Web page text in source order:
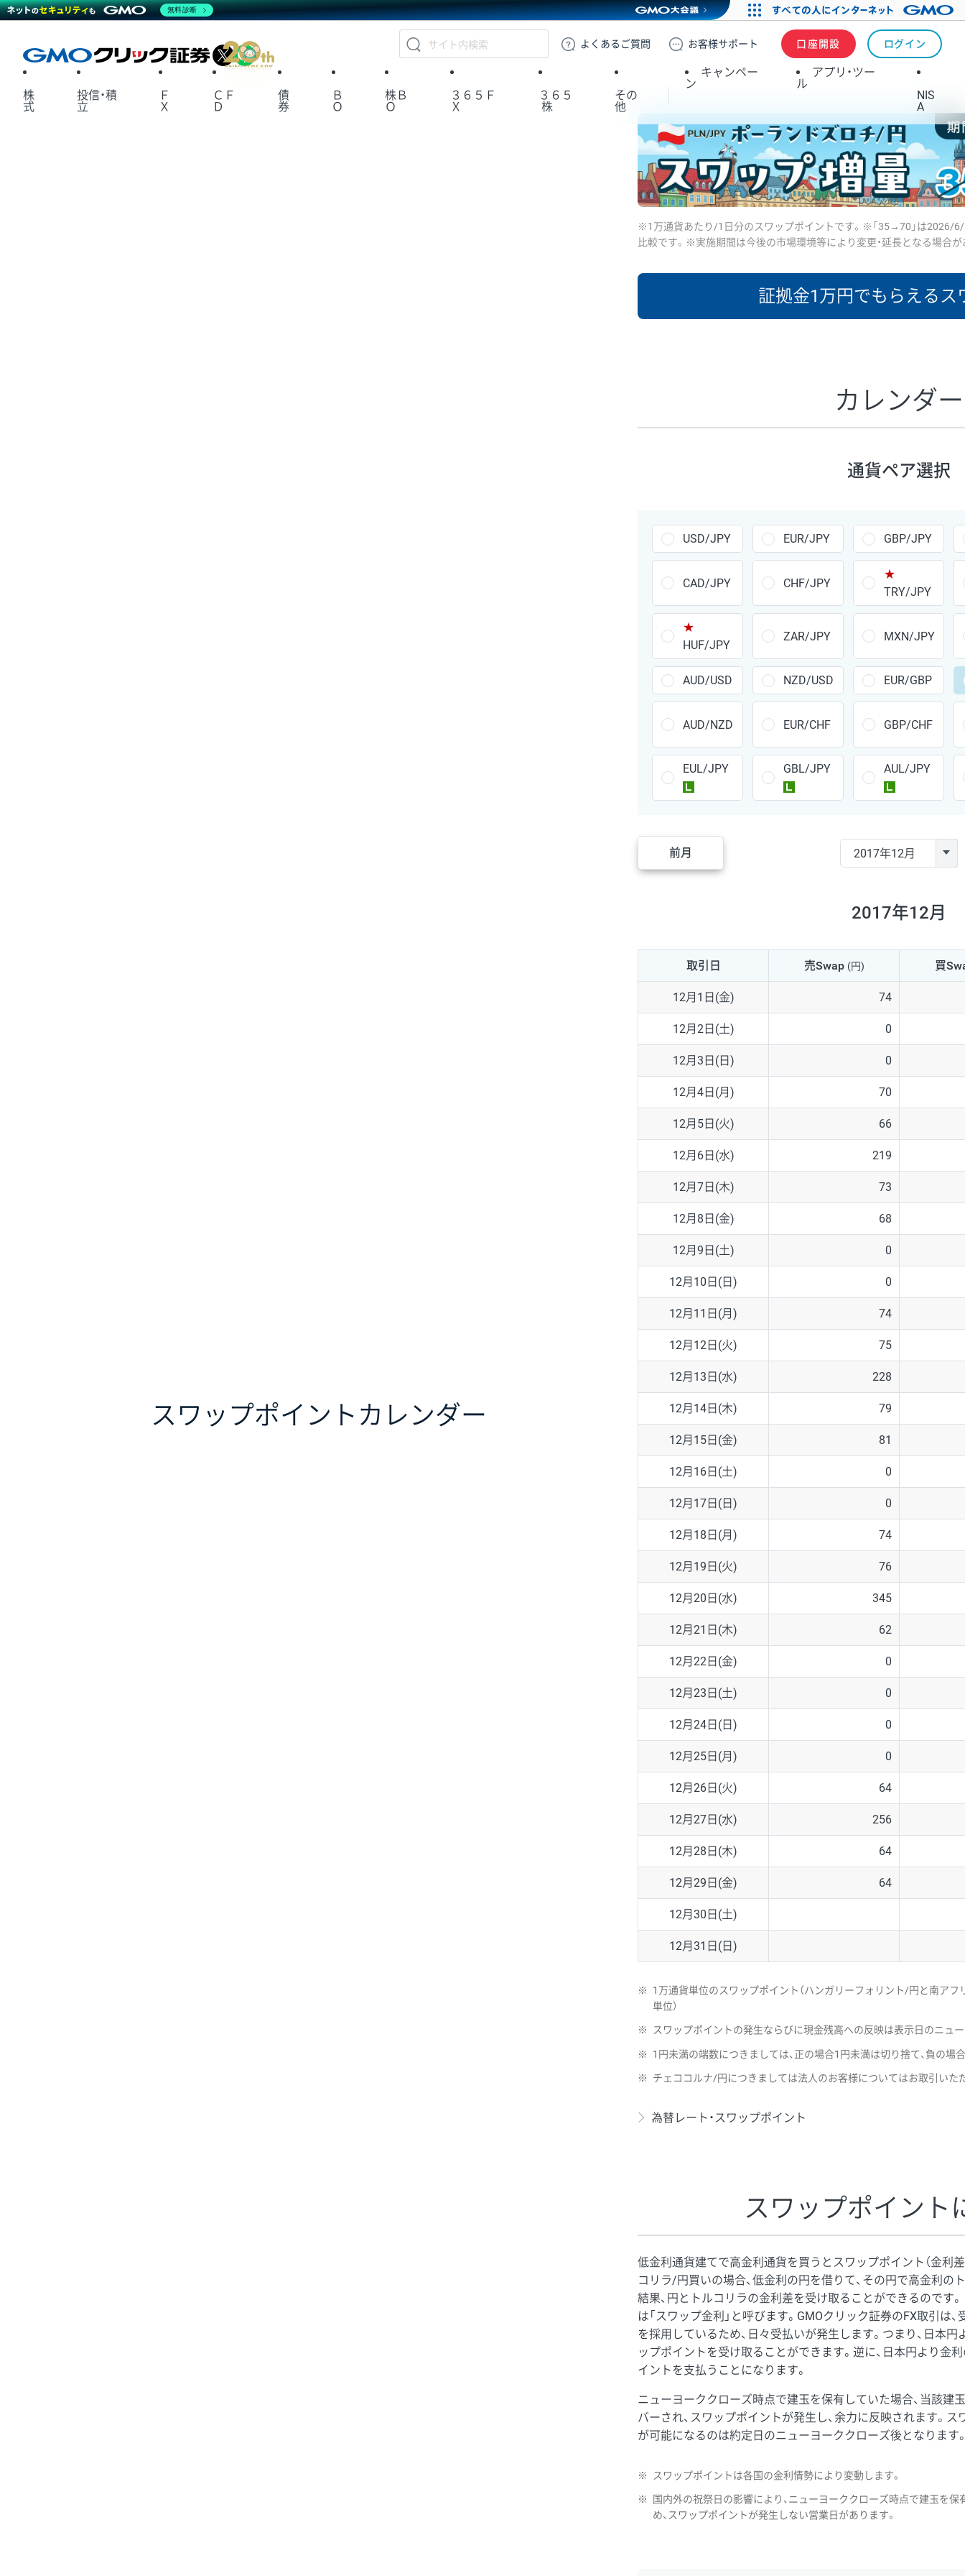
GMOクリック証券
よくある ご質問 お客様サポート 口座開設 ログイン
X
株
式
投信・積
立
Ｆ
Ｘ
ＣＦ
Ｄ
債
券
Ｂ
Ｏ
株Ｂ
Ｏ
３６５Ｆ
Ｘ
３６５
株
その
他
キャンペー
ン
アプリ・ツー
ル
NIS
A
スワップポイント カレンダー
※1万通貨あたり/1日分のスワップポイントです。※「35→70」は2026/6/
比較です。※実施期間は今後の市場環境等により変更・延長となる場合が
証拠金1万円でもらえるス
あたりの
ポイント
GBP/JPY 170円
AUD/JPY 106円
NZD/JPY 28円
CAD/JPY 38円
CHF/JPY 34円
PLN/JPY 35円
HUF/JPY 16円
ZAR/JPY 130円
MXN/JPY 140円
AUD/USD
NZD/USD 41円
EUR/GBP 71円
EUR/AUD 103円
GBP/AUD 43円
AUD/NZD 66円
EUR/CHF 111円
GBP/CHF 220円
USD/CHF 160円
※取引証拠金は同日の当社為替レート（ニューヨーククローズ・MIDレ
※ハンガリーフォリント/円と南アフリカランド/円とメキシコペソ/
カレンダー
通貨ペア選択
USD/JPY EUR/JPY GBP/JPY
CAD/JPY CHF/JPY
★
TRY/JPY
★
HUF/JPY
ZAR/JPY MXN/JPY
AUD/USD NZD/USD EUR/GBP
AUD/NZD EUR/CHF GBP/CHF
EUL/JPY
GBL/JPY
AUL/JPY
前月
2017年12月
取引日 売Swap (円) 買
12月1日(金) 74
12月2日(土) 0
12月3日(日) 0
12月4日(月) 70
12月5日(火) 66
12月6日(水) 219
12月7日(木) 73
12月8日(金) 68
12月9日(土) 0
12月10日(日) 0
12月11日(月) 74
12月12日(火) 75
12月13日(水) 228
12月14日(木) 79
12月15日(金) 81
12月16日(土) 0
12月17日(日) 0
12月18日(月) 74
12月19日(火) 76
12月20日(水) 345
12月21日(木) 62
12月22日(金) 0
12月23日(土) 0
12月24日(日) 0
12月25日(月) 0
12月26日(火) 64
12月27日(水) 256
12月28日(木) 64
12月29日(金) 64
12月30日(土)
12月31日(日)
※
1万通貨単位のスワップポイント（ハンガリーフォリント/円と南ア
単位）
※ スワップポイントの発生ならびに現金残高への反映は表示日のニュ
※ 1円未満の端数につきましては、正の場合1円未満は切り捨て、負の場
※ チェココルナ/円につきましては法人のお客様についてはお取引いた
為替レート・スワップポイント
スワップポイント
低金利通貨建てで高金利通貨を買うとスワップポイント（金利
コリラ/円買いの場合、低金利の円を借りて、その円で高金利の
結果、円とトルコリラの金利差を受け取ることができるのです
は「スワップ金利」と呼びます。GMOクリック証券のFX取引は
を採用しているため、日々受払いが発生します。つまり、日本
ップポイントを受け取ることができます。逆に、日本円より金
イントを支払うことになります。
ニューヨーククローズ時点で建玉を保有していた場合、当該建
バーされ、スワップポイントが発生し、余力に反映されます。
が可能になるのは約定日のニューヨーククローズ後となります
※ スワップポイントは各国の金利情勢により変動します。
※
国内外の祝祭日の影響により、ニューヨーククローズ時点で建玉を
め、スワップポイントが発生しない営業日があります。
無料診断